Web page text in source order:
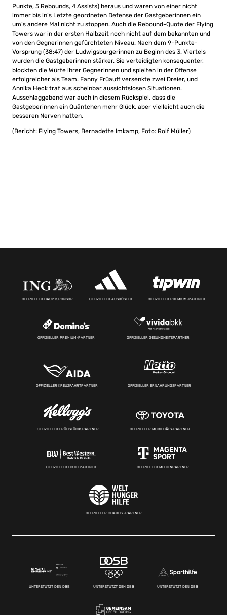
Punkte, 5 Rebounds, 4 Assists) heraus und waren von einer nicht
immer bis in’s Letzte geordneten Defense der Gastgeberinnen ein
um’s andere Mal nicht zu stoppen. Auch die Rebound-Quote der Flying
Towers war in der ersten Halbzeit noch nicht auf dem bekannten und
von den Gegnerinnen gefürchteten Niveau. Nach dem 9-Punkte-
Vorsprung (38:47) der Ludwigsburgerinnen zu Beginn des 3. Viertels
wurden die Gastgeberinnen stärker. Sie verteidigten konsequenter,
blockten die Würfe ihrer Gegnerinnen und spielten in der Offense
erfolgreicher als Team. Fanny Früauff versenkte zwei Dreier, und
Annika Heck traf aus scheinbar aussichtslosen Situationen.
Ausschlaggebend war auch in diesem Rückspiel, dass die
Gastgeberinnen ein Quäntchen mehr Glück, aber vielleicht auch die
besseren Nerven hatten.
(Bericht: Flying Towers, Bernadette Imkamp, Foto: Rolf Müller)
OFFIZIELLER HAUPTSPONSOR OFFIZIELLER AUSRÜSTER OFFIZIELLER PREMIUM-PARTNER
OFFIZIELLER PREMIUM-PARTNER OFFIZIELLER GESUNDHEITSPARTNER
OFFIZIELLER KREUZFAHRTPARTNER OFFIZIELLER ERNÄHRUNGSPARTNER
OFFIZIELLER FRÜHSTÜCKSPARTNER OFFIZIELLER MOBILITÄTS-PARTNER
OFFIZIELLER HOTELPARTNER OFFIZIELLER MEDIENPARTNER
OFFIZIELLER CHARITY-PARTNER
UNTERSTÜTZT DEN DBB UNTERSTÜTZT DEN DBB UNTERSTÜTZT DEN DBB